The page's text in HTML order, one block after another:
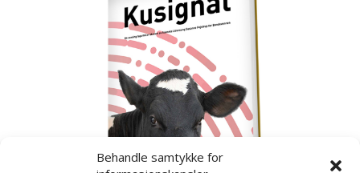
Behandle samtykke for